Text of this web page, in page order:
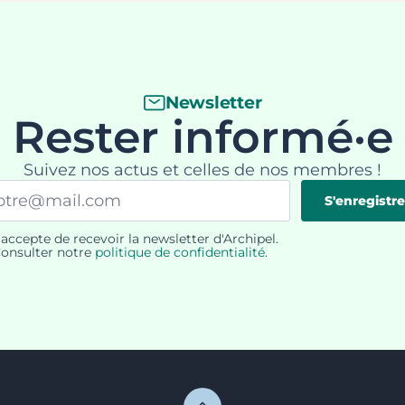
Newsletter
Rester informé·e
Suivez nos actus et celles de nos membres !
de recevoir la newsletter d'Archipel.
notre politique de confidentialité.